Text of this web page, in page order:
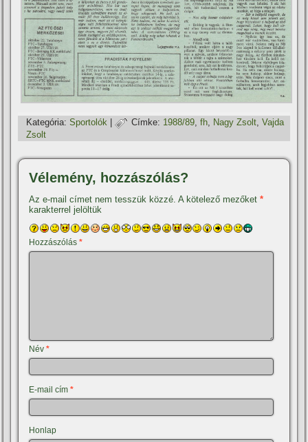
Kategória: Sportolók | Címke: 1988/89,fh, Nagy Zsolt,Vajda
Zsolt
Vélemény, hozzászólás?
Az e-mail címet nem tesszük közzé. A kötelező mezőket*
karakterrel jelöltük
Hozzászólás*
Név*
E-mail cím*
Honlap